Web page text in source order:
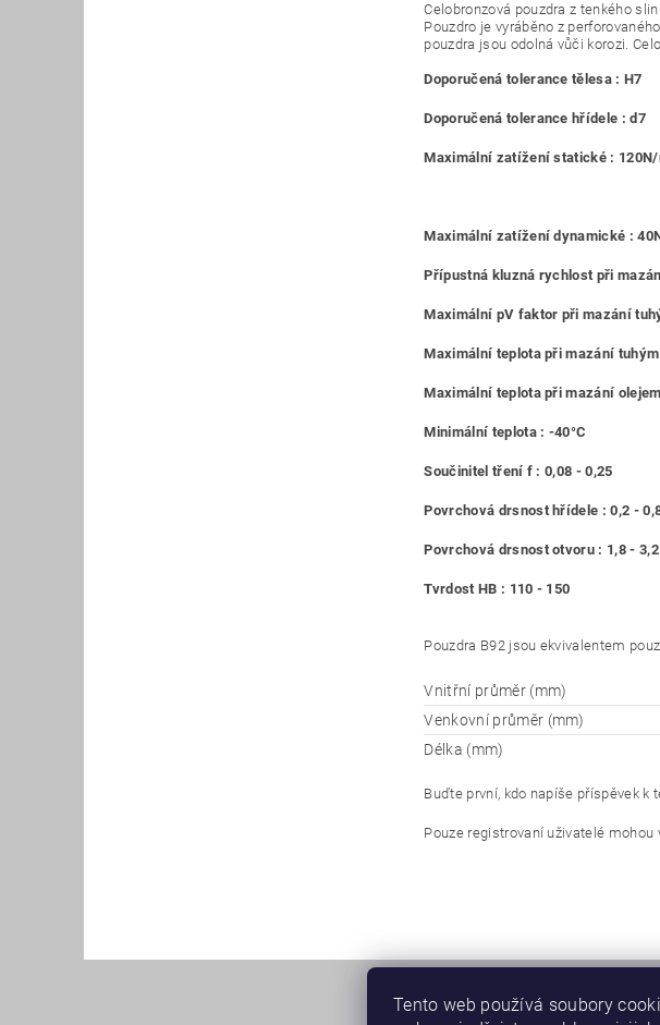
Celobronzová pouzdra z tenkého
Pouzdro je vyráběno z
pouzdra jsou odolná vůči korozi.
Doporučená tolerance tělesa : H7
Doporučená tolerance hřídele : d7
Maximální zatížení statické :
Maximální zatížení dynamické :
Přípustná kluzná rychlost při
Maximální pV faktor při mazání
Maximální teplota při mazání tuhým
Maximální teplota při mazání olejem
Minimální teplota : -40°C
Součinitel tření f : 0,08 - 0,25
Povrchová drsnost hřídele : 0,2 -
Povrchová drsnost otvoru : 1,8 -
Tvrdost HB : 110 - 150
Pouzdra B92 jsou ekvivalentem
Vnitřní průměr (mm)
Venkovní průměr (mm)
Délka (mm)
Buďte první, kdo napíše příspěvek k
Pouze registrovaní uživatelé mohou
Tento web používá soubory